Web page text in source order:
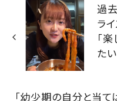
過
ラ
「
たい
「幼少期の自分と当て